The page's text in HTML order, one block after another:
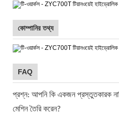
কোম্পানির তথ্য
FAQ
প্রশ্ন: আপনি কি একজন প্রস্তুতকারক
মেশিন তৈরি করেন?